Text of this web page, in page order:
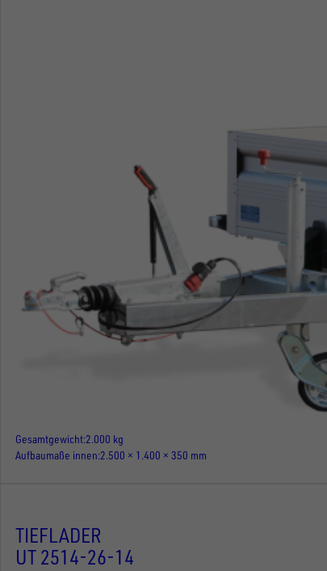
Gesamtgewicht 2.000 kg
Aufbaumaße innen 2.500 × 1.400 × 350 mm
TIEFLADER
UT 2514-26-14